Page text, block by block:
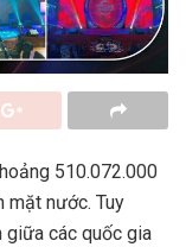
510.072.000
mặt nước. Tuy
giữa các quốc gia